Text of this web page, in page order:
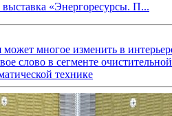
выставка «Энергоресурсы. П...
многое изменить в
слово в сегменте
технике